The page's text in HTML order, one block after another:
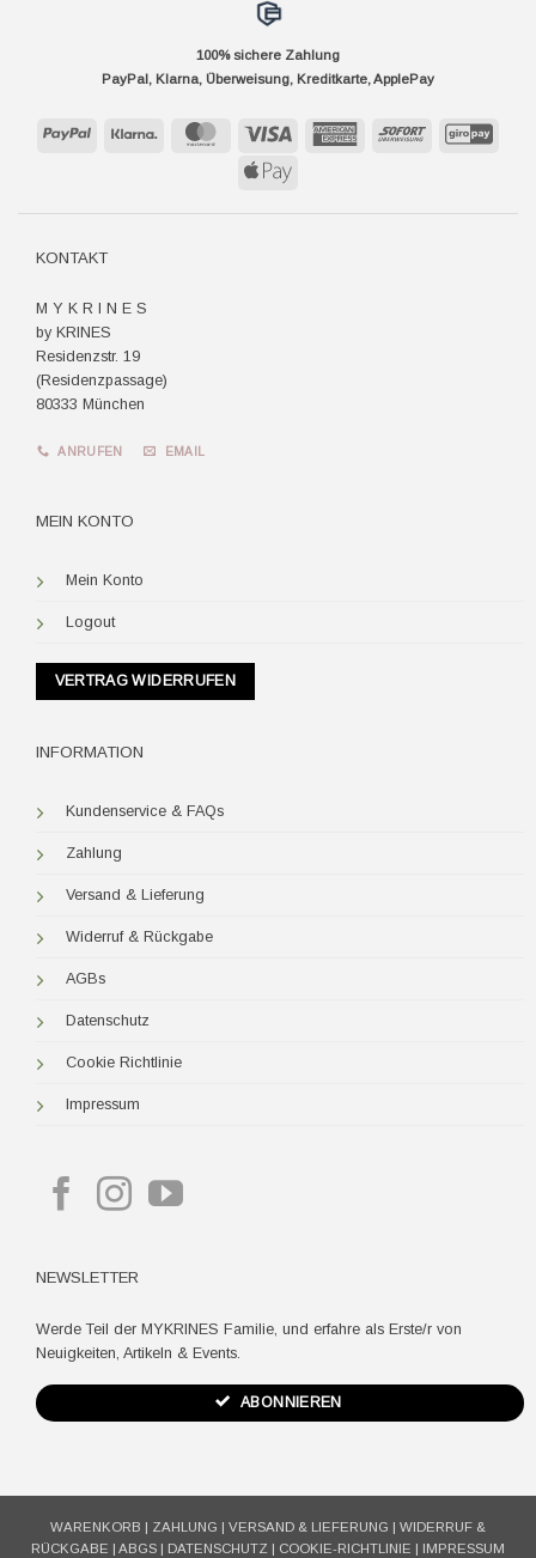
100% sichere Zahlung
PayPal, Klarna, Überweisung, Kreditkarte, ApplePay
PayPal Klarna MasterCardVisa
AmericanSofort
Apple
KONTAKT
M Y K R I N E S
by KRINES
Residenzstr. 19
(Residenzpassage)
80333 München
ANRUFEN EMAIL
MEIN KONTO
Mein Konto
Logout
VERTRAG WIDERRUFEN
INFORMATION
Kundenservice & FAQs
Zahlung
Versand & Lieferung
Widerruf & Rückgabe
AGBs
Datenschutz
Cookie Richtlinie
Impressum
NEWSLETTER
Werde Teil der MYKRINES Familie, und erfahre als Erste/r von
Neuigkeiten, Artikeln & Events.
ABONNIEREN
WARENKORB ZAHLUNG VERSAND & LIEFERUNG
WIDERRUF &
RÜCKGABE
ABGS DATENSCHUTZ COOKIE-RICHTLINIE IMPRESSUM